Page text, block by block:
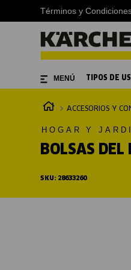
Términos y
TIPOS DE
ACCESORIOS Y
HOGAR Y
BOLSAS
SKU: 28633260